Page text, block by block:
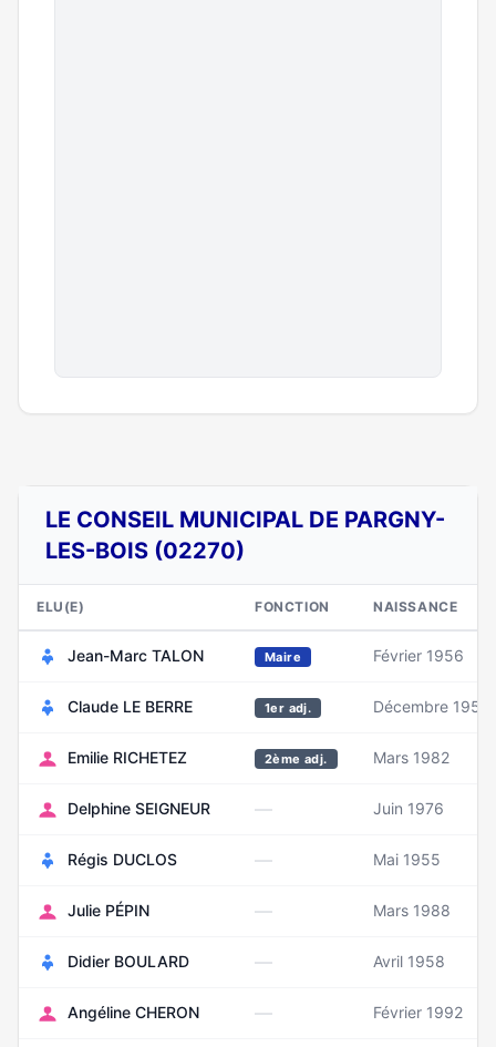
LE CONSEIL MUNICIPAL DE PARGNY-
LES-BOIS (02270)
ELU(E) FONCTION NAISSANCE
Jean-Marc TALON Maire Février 1956
Claude LE BERRE 1er adj. Décembre 1959
Emilie RICHETEZ 2ème adj. Mars 1982
Delphine SEIGNEUR — Juin 1976
Régis DUCLOS — Mai 1955
Julie PÉPIN — Mars 1988
Didier BOULARD — Avril 1958
Angéline CHERON — Février 1992